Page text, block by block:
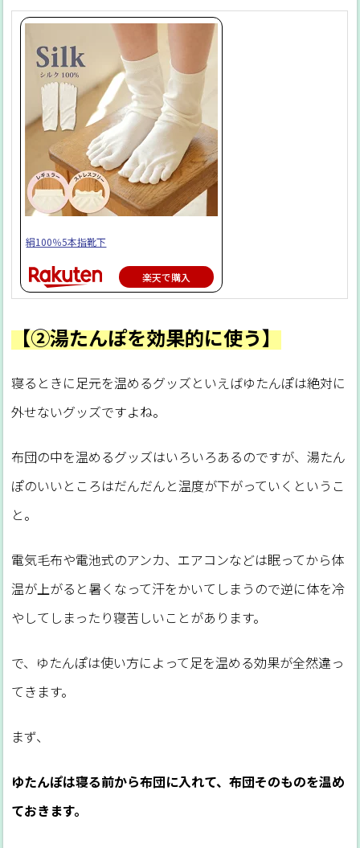
絹100％5本指靴下
楽天で購入
【②湯たんぽを効果的に使う】
寝るときに足元を温めるグッズといえばゆたんぽは絶対に
外せないグッズですよね。
布団の中を温めるグッズはいろいろあるのですが、湯たん
ぽのいいところはだんだんと温度が下がっていくというこ
と。
電気毛布や電池式のアンカ、エアコンなどは眠ってから体
温が上がると暑くなって汗をかいてしまうので逆に体を冷
やしてしまったり寝苦しいことがあります。
で、ゆたんぽは使い方によって足を温める効果が全然違っ
てきます。
まず、
ゆたんぽは寝る前から布団に入れて、布団そのものを温め
ておきます。